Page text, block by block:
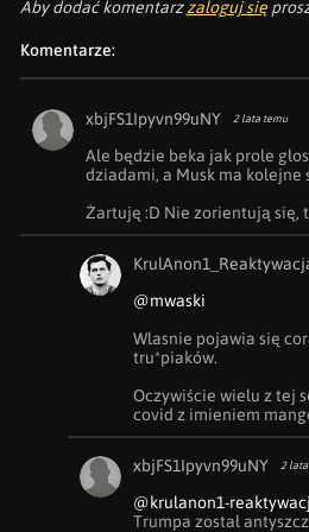
Aby dodać komentarzzaloguj się
Komentarze:
xbjFS1Ipyvn99uNY 2 lata temu
Ale będzie beka jak prole
dziadami, a Musk ma kolejne
Żartuję :D Nie zorientują się,
@mwaski
Wlasnie pojawia się
tru*piaków.
Oczywiście wielu z tej
covid z imieniem
xbjFS1Ipyvn99uNY 2
@krulanon1-
Trumpa został